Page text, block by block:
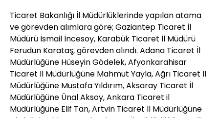
Ticaret Bakanlığı İl Müdürlüklerinde yapılan atama
ve görevden alımlara göre; Gaziantep Ticaret İl
Müdürü İsmail İncesoy, Karabük Ticaret İl Müdürü
Ferudun Karataş, görevden alındı. Adana Ticaret İl
Müdürlüğüne Hüseyin Gödelek, Afyonkarahisar
Ticaret İl Müdürlüğüne Mahmut Yayla, Ağrı Ticaret İl
Müdürlüğüne Mustafa Yıldırım, Aksaray Ticaret İl
Müdürlüğüne Ünal Aksoy, Ankara Ticaret il
Müdürlüğüne Elif Tan, Artvin Ticaret İl Müdürlüğüne